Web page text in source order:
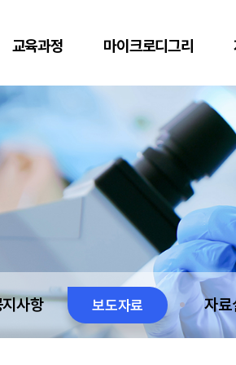
교육과정 마이크로디그리
사항 보도자료 자료